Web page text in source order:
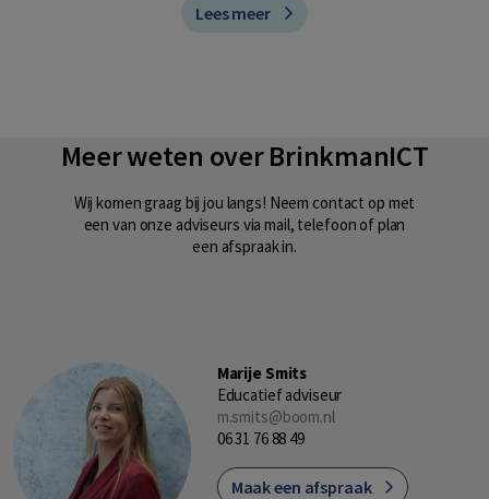
Lees meer
Meer weten over BrinkmanICT
Wij komen graag bij jou langs! Neem contact op met
een van onze adviseurs via mail, telefoon of plan
een afspraak in.
Marije Smits
Educatief adviseur
m.smits@boom.nl
06 31 76 88 49
Maak een afspraak